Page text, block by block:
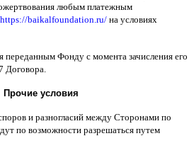
любым платежным
https://baikalfoundation.ru/ на условиях
переданным Фонду с момента зачисления его
Договора
Прочие условия
и разногласий между Сторонами по
по возможности разрешаться путем